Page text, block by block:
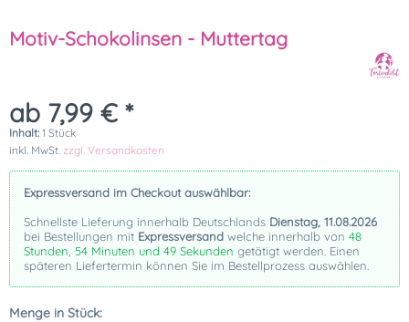
Motiv-Schokolinsen - Muttertag
ab 7,99 € *
Inhalt: 1 Stück
inkl. MwSt. zzgl. Versandkosten
Expressversand im Checkout auswählbar:
Schnellste Lieferung innerhalb Deutschlands Dienstag, 11.08.2026
bei Bestellungen mit Expressversand welche innerhalb von 48
Stunden, 54 Minuten und 49 Sekunden getätigt werden. Einen
späteren Liefertermin können Sie im Bestellprozess auswählen.
Menge in Stück: